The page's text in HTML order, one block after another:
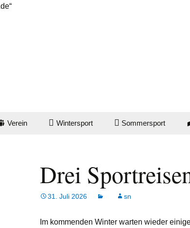
Verein
Vereinsstruktur
Wintersport
Fit für die Skifreizeit
Stadtmeisterschaften
Sommersport
Ski- & Fitnessgymnastik
Plus
Kinderturnen
Volleyball
Drei
31. Juli 2026 sn
Im kommenden Winter warten wieder